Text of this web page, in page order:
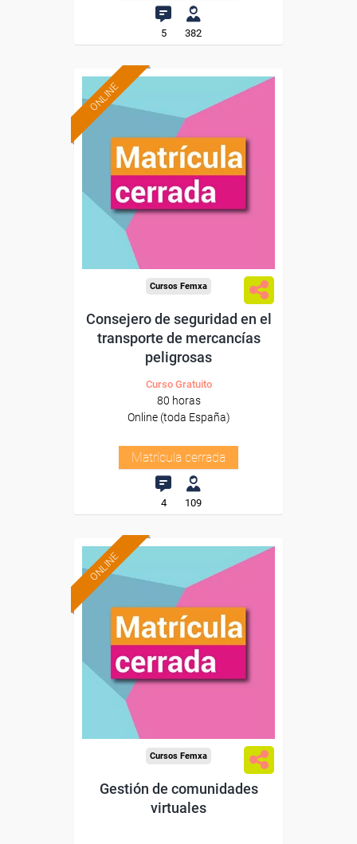
5 382
ONLINE
Cursos Femxa
Consejero de seguridad en el
transporte de mercancías
peligrosas
Curso Gratuito
80 horas
Online (toda España)
Matrícula cerrada
4 109
ONLINE
Cursos Femxa
Gestión de comunidades
virtuales